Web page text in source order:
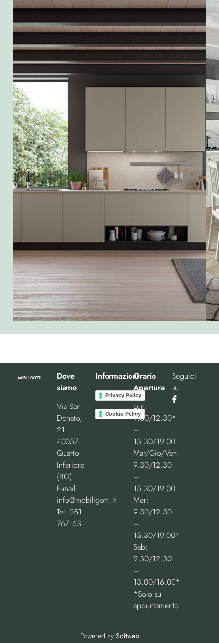
Dove
siamo
Via San
Donato,
21
40057
Quarto
Inferiore
(BO)
E-mail:
info@mobiligotti.it
Tel: 051
767163
Informazioni
Privacy Policy
Cookie Policy
Orario
Apertura
Lun:
9.30/12.30*
–
15.30/19.00
Mar/Gio/Ven:
9.30/12.30
–
15.30/19.00
Mer:
9.30/12.30
–
15.30/19.00*
Sab:
9.30/12.30
–
13.00/16.00*
*Solo su
appuntamento
Seguici
su
Powered by Softweb